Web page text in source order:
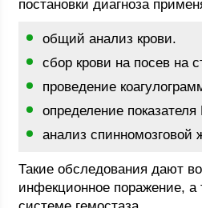
постановки диагноза
общий анализ крови.
сбор крови на посев на
проведение
определение
анализ спинномозговой
Такие обследования дают
инфекционное поражение, а